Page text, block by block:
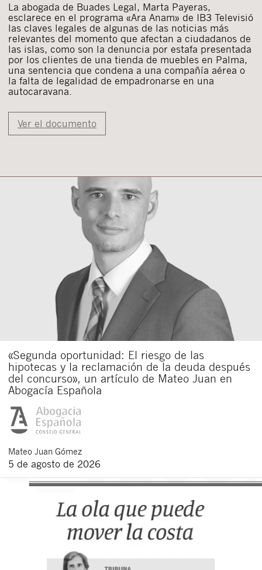
La abogada de Buades Legal, Marta Payeras,
esclarece en el programa «Ara Anam» de IB3 Televisió
las claves legales de algunas de las noticias más
relevantes del momento que afectan a ciudadanos de
las islas, como son la denuncia por estafa presentada
por los clientes de una tienda de muebles en Palma,
una sentencia que condena a una compañía aérea o
la falta de legalidad de empadronarse en una
autocaravana.
Ver el documento
«Segunda oportunidad: El riesgo de las
hipotecas y la reclamación de la deuda después
del concurso», un artículo de Mateo Juan en
Abogacía Española
Mateo Juan Gómez
5 de agosto de 2026